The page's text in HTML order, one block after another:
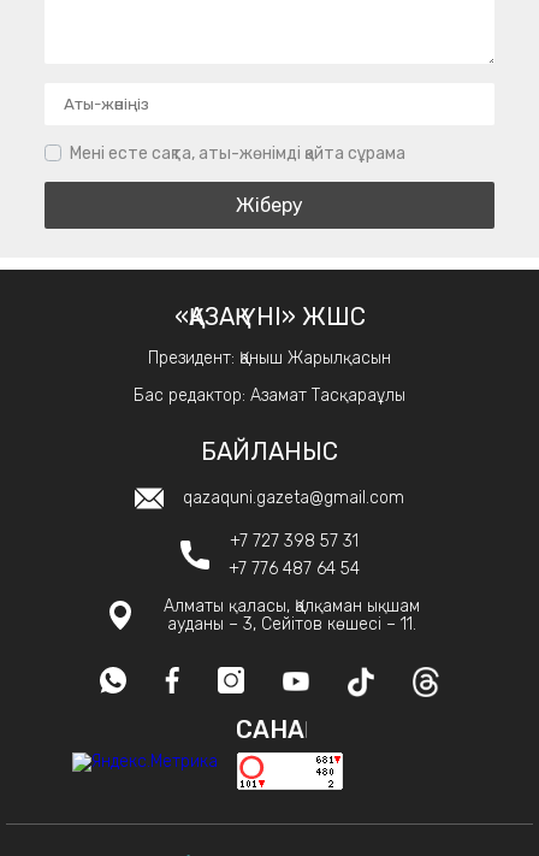
Мені есте сақта, аты-жөнімді қайта сұрама
«ҚАЗАҚ ҮНІ» ЖШС
Президент: Қаныш Жарылқасын
Бас редактор: Азамат Тасқараұлы
БАЙЛАНЫС
qazaquni.gazeta@gmail.com
+7 727 398 57 31
+7 776 487 64 54
Алматы қаласы, Қалқаман ықшам
ауданы – 3, Сейітов көшесі – 11.
САНАҚ